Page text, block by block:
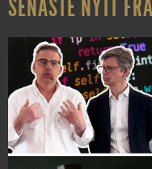
SENASTE NYTT